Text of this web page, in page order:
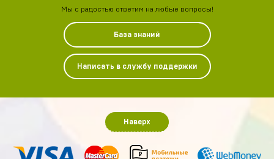
Мы с радостью ответим на любые вопросы!
База знаний
Написать в службу поддержки
Наверх